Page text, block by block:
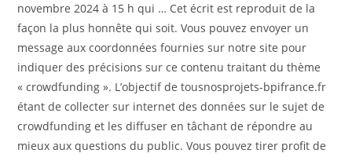
novembre 2024 à 15 h qui … Cet écrit est reproduit de la
façon la plus honnête qui soit. Vous pouvez envoyer un
message aux coordonnées fournies sur notre site pour
indiquer des précisions sur ce contenu traitant du thème
« crowdfunding ». L’objectif de tousnosprojets-bpifrance.fr
étant de collecter sur internet des données sur le sujet de
crowdfunding et les diffuser en tâchant de répondre au
mieux aux questions du public. Vous pouvez tirer profit de